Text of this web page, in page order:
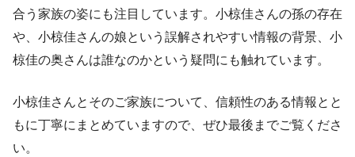
合う家族の姿にも注目しています。小椋佳さんの孫の存在
や、小椋佳さんの娘という誤解されやすい情報の背景、小
椋佳の奥さんは誰なのかという疑問にも触れています。
小椋佳さんとそのご家族について、信頼性のある情報とと
もに丁寧にまとめていますので、ぜひ最後までご覧くださ
い。